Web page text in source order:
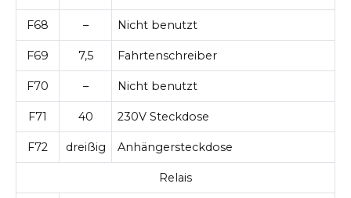
F68 – Nicht benutzt
F69 7,5 Fahrtenschreiber
F70 – Nicht benutzt
F71 40 230V Steckdose
F72 dreißig Anhängersteckdose
Relais